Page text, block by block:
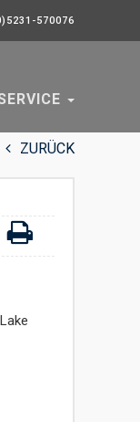
570076
ZURÜCK